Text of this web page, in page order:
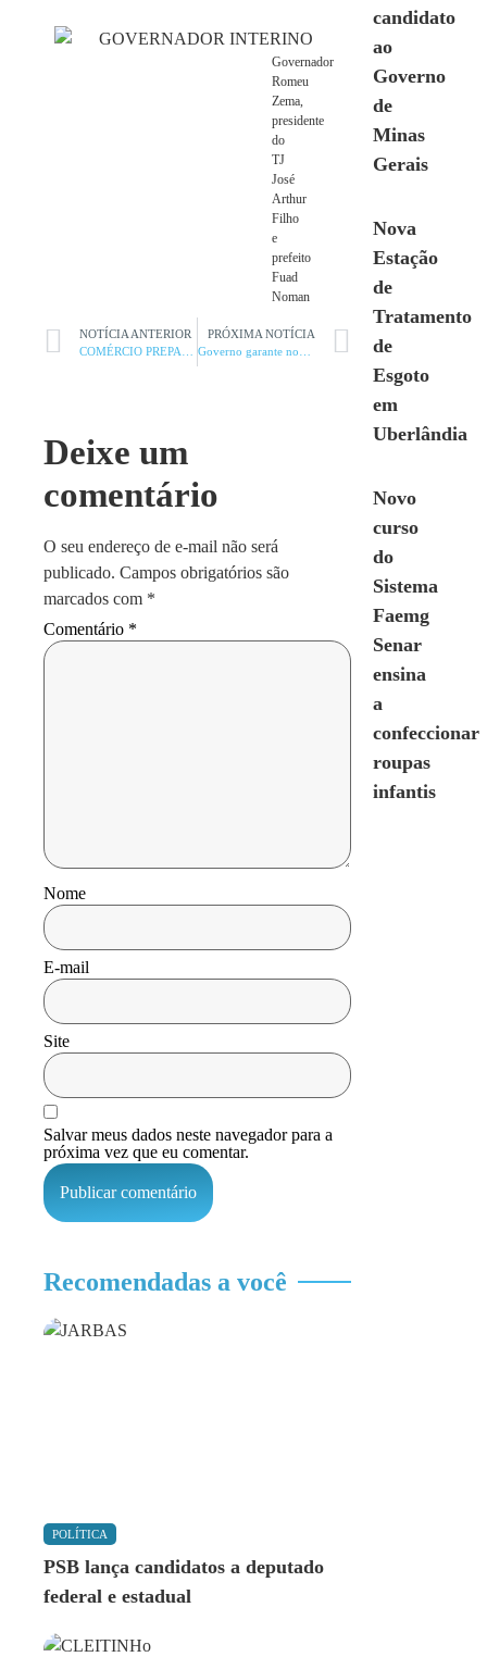
Governador
Romeu
Zema,
presidente
do
TJ
José
Arthur
Filho
e
prefeito
Fuad
Noman
NOTÍCIA ANTERIOR
PRÓXIMA NOTÍCIA
Deixe um
comentário
O seu endereço de e-mail não será
publicado. Campos obrigatórios são
marcados com *
Comentário *
Nome
E-mail
Site
Salvar meus dados neste navegador para a
próxima vez que eu comentar.
Recomendadas a você
POLÍTICA
PSB lança candidatos a deputado
federal e estadual
candidato
ao
Governo
de
Minas
Gerais
Nova
Estação
de
Tratamento
de
Esgoto
em
Uberlândia
Novo
curso
do
Sistema
Faemg
Senar
ensina
a
confeccionar
roupas
infantis